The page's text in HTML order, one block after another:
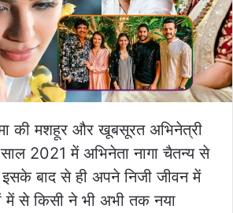
की मशहूर और खूबसूरत अभिनेत्री
2021 में अभिनेता नागा चैतन्य से
बाद से ही अपने निजी जीवन में
में से किसी ने भी अभी तक नया